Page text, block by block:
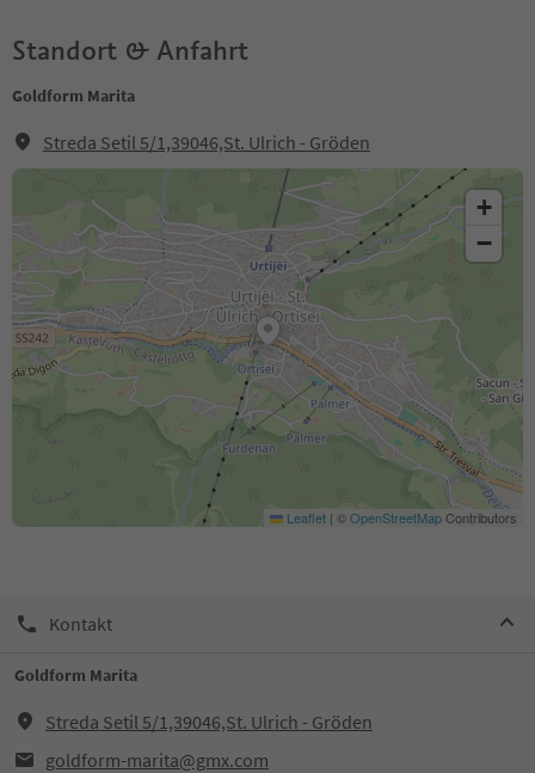
Standort & Anfahrt
Goldform Marita
Streda Setil 5/1,39046,St. Ulrich - Gröden
+
−
Leaflet | ©OpenStreetMapContributors
Kontakt
Goldform Marita
Streda Setil 5/1,39046,St. Ulrich - Gröden
goldform-marita@gmx.com